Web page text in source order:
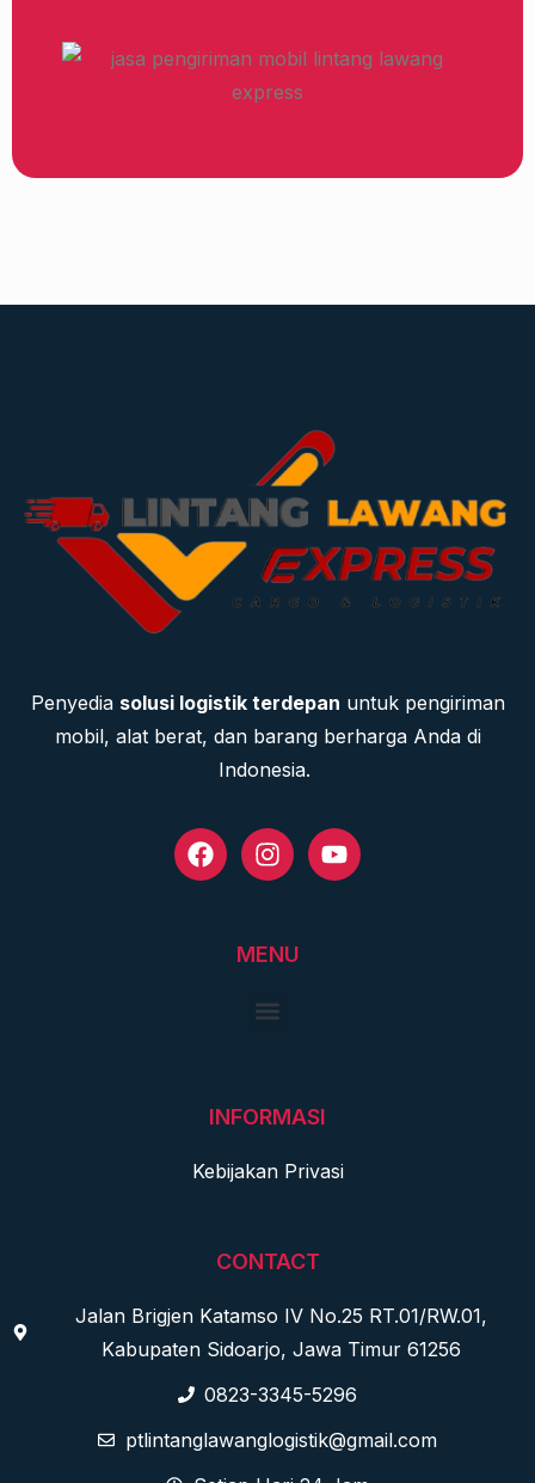
Penyedia solusi logistik terdepan untuk pengiriman
mobil, alat berat, dan barang berharga Anda di
Indonesia.
MENU
INFORMASI
Kebijakan Privasi
CONTACT
Jalan Brigjen Katamso IV No.25 RT.01/RW.01,
Kabupaten Sidoarjo, Jawa Timur 61256
0823-3345-5296
ptlintanglawanglogistik@gmail.com